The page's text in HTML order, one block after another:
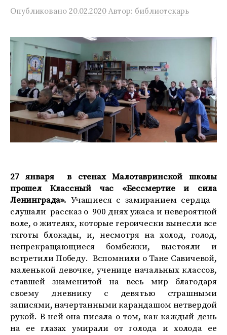
Опубликовано 20.02.2020 Автор: библиотекарь
27 января в стенах Малотавринской школы
прошел Классный час «Бессмертие и сила
Ленинграда». Учащиеся с замиранием сердца
слушали рассказ о 900 днях ужаса и невероятной
воле, о жителях, которые героически вынесли все
тяготы блокады, и, несмотря на холод, голод,
непрекращающиеся бомбежки, выстояли и
встретили Победу. Вспомнили о Тане Савичевой,
маленькой девочке, ученице начальных классов,
ставшей знаменитой на весь мир благодаря
своему дневнику с девятью страшными
записями, начертанными карандашом нетвердой
рукой. В ней она писала о том, как каждый день
на ее глазах умирали от голода и холода ее